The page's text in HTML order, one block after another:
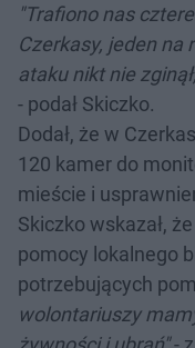
"Trafiono nas
Czerkasy, jeden na
ataku nikt nie
- podał Skiczko.
Dodał, że w
120 kamer do
mieście i
Skiczko wskazał,
pomocy lokalnego
potrzebujących
wolontariuszy